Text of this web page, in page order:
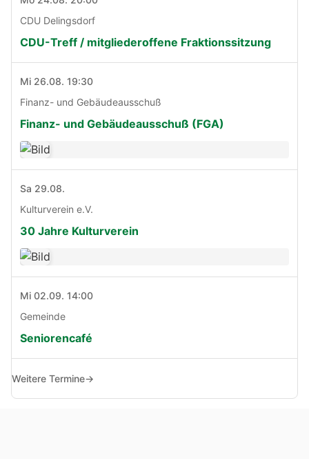
CDU Delingsdorf
CDU-Treff / mitgliederoffene Fraktionssitzung
Mi 26.08. 19:30
Finanz- und Gebäudeausschuß
Finanz- und Gebäudeausschuß (FGA)
Sa 29.08.
Kulturverein e.V.
30 Jahre Kulturverein
Mi 02.09. 14:00
Gemeinde
Seniorencafé
Weitere Termine→